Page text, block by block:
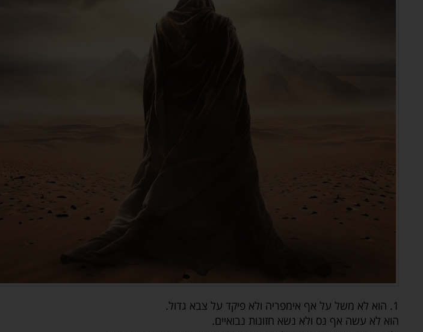
1. הוא לא משל על אף אימפריה ולא פיקד על צבא גדול.
הוא לא עשה אף נס ולא נשא חזונות נבואיים.